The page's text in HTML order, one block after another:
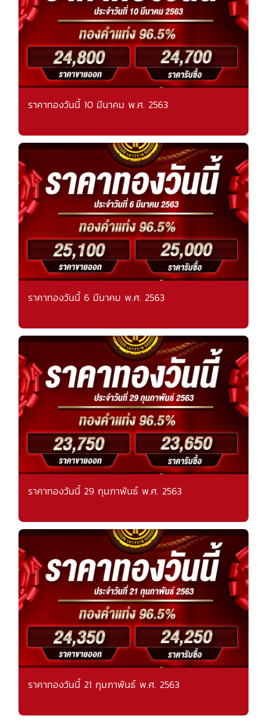
ราคาทองวันนี้ 10 มีนาคม พ.ศ. 2563
ราคาทองวันนี้ 6 มีนาคม พ.ศ. 2563
ราคาทองวันนี้ 29 กุมภาพันธ์ พ.ศ. 2563
ราคาทองวันนี้ 21 กุมภาพันธ์ พ.ศ. 2563